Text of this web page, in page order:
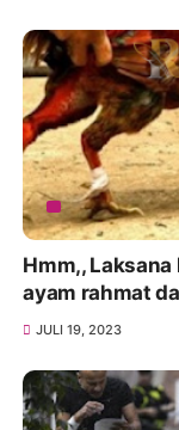
Hmm,,
ayam rahmat
JULI 19, 2023